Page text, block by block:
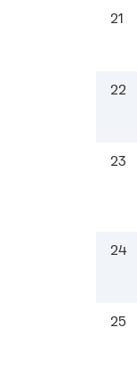
21
22
23
24
25